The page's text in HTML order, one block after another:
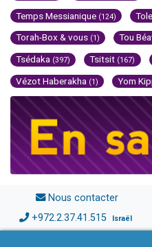
Temps Messianique (124)
Torah-Box & vous (1) Tou
Tsédaka (397) Tsitsit (167)
Vézot Haberakha (1) Yom
Nous contacter
+972.2.37.41.515 Israël